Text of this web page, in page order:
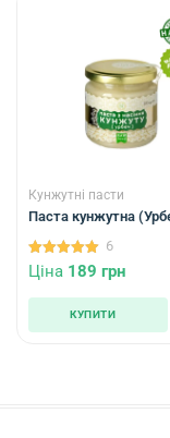
Кунжутні пасти
Паста кунжутна
5.00
out of 5
6
Ціна 189 грн
КУПИТИ